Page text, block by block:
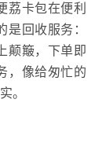
荔卡包在便利
回收服务：
颠簸，下单即
，像给匆忙的
。